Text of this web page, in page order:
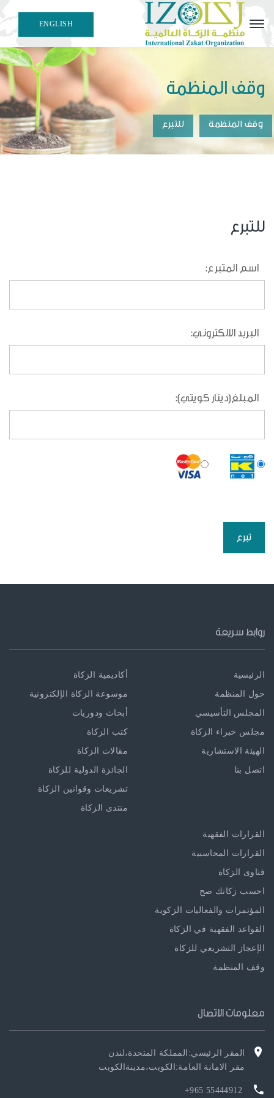
ENGLISH
هيئة علمية مهنية متخصصة في إصدار معايير وقرارات الزكاة
الفقهية والمحاسبية
وقف المنظمة
وقف المنظمة للتبرع
للتبرع
اسم المتبرع:
البريد الالكتروني:
المبلغ(دينار كويتي):
روابط سريعة
الرئيسية
حول المنظمة
المجلس التأسيسي
مجلس خبراء الزكاة
الهيئة الاستشارية
اتصل بنا
أكاديمية الزكاة
موسوعة الزكاة الإلكترونية
أبحاث ودوريات
كتب الزكاة
مقالات الزكاة
الجائزة الدولية للزكاة
تشريعات وقوانين الزكاة
منتدى الزكاة
القرارات الفقهية
القرارات المحاسبية
فتاوى الزكاة
احسب زكاتك صح
المؤتمرات والفعاليات الزكوية
القواعد الفقهية في الزكاة
الإعجاز التشريعي للزكاة
وقف المنظمة
معلومات الاتصال
المقر الرئيسي:المملكة المتحدة،لندن
مقر الامانة العامة:الكويت،مدينةالكويت
55444912 965+